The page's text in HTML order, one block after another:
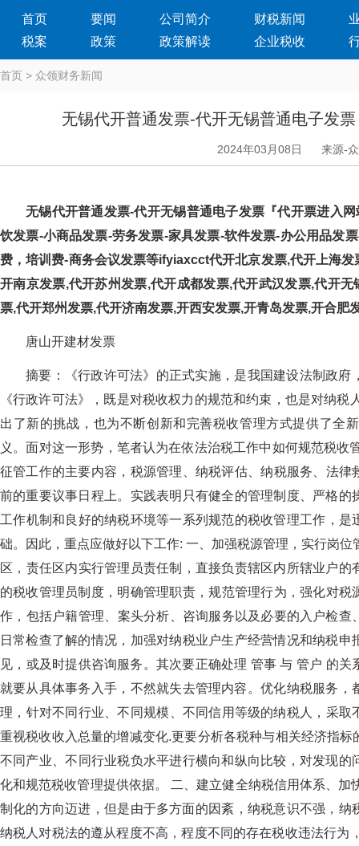
首页 要闻 公司简介 财税新闻
税案
政策 政策解读 企业税收
首页 > 众领财务新闻
无锡代开普通发票-代开无锡普通电子发
2024年03月08日 来源-
无锡代开普通发票-代开无锡普通电子发票『代开票进入网
饮发票-小商品发票-劳务发票-家具发票-软件发票-办公用品发
费，培训费-商务会议发票等ifyiaxcct代开北京发票,代开上
开南京发票,代开苏州发票,代开成都发票,代开武汉发票,代开
票,代开郑州发票,代开济南发票,开西安发票,开青岛发票,开合肥
唐山开建材发票
摘要：《行政许可法》的正式实施，是我国建设法制政府
《行政许可法》，既是对税收权力的规范和约束，也是
出了新的挑战，也为不断创新和完善税收管理方式提供了全
义。面对这一形势，笔者认为在依法治税工作中如何规范税收
征管工作的主要内容，税源管理、纳税评估、纳税服务
前的重要议事日程上。实践表明只有健全的管理制度、严
工作机制和良好的纳税环境等一系列规范的税收管理工作
础。因此，重点应做好以下工作: 一、加强税源管理，实
区，责任区内实行管理员责任制，直接负责辖区内所辖业户的
的税收管理员制度，明确管理职责，规范管理行为，
作，包括户籍管理、案头分析、咨询服务以及必要的入户检
日常检查了解的情况，加强对纳税业户生产经营情况和纳税申
见，或及时提供咨询服务。其次要正确处理 管事 与 管户 的关系
就要从具体事务入手，不然就失去管理内容。优化纳税服务
理，针对不同行业、不同规模、不同信用等级的纳税人，
重视税收收入总量的增减变化.更要分析各税种与相关经济指标的关
不同产业、不同行业税负水平进行横向和纵向比较，对发现
化和规范税收管理提供依据。 二、建立健全纳税信用体系、
制化的方向迈进，但是由于多方面的因紊，纳税意识不强，
纳税人对税法的遵从程度不高，程度不同的存在税收违法行为